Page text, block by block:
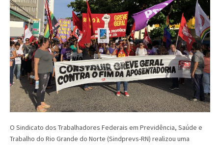
O Sindicato dos Trabalhadores Federais em Previdência, Saúde e
Trabalho do Rio Grande do Norte (Sindprevs-RN) realizou uma